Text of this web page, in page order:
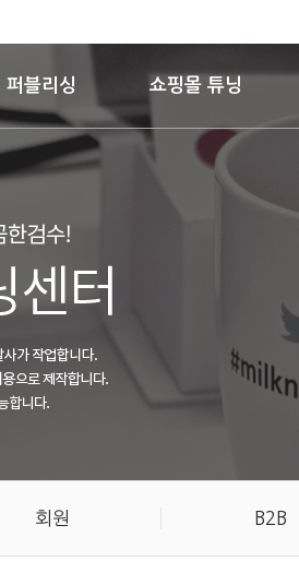
퍼블리싱 쇼핑몰 튜닝
회원 B2B